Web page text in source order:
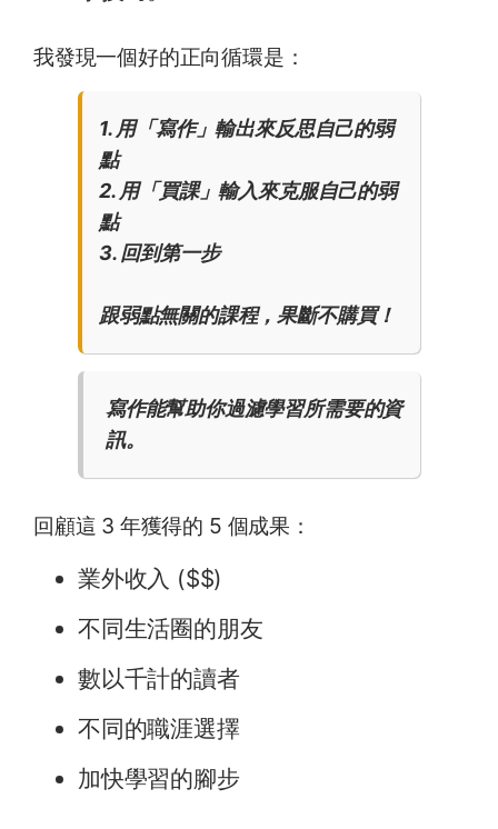
我發現一個好的正向循環是：
1. 用「寫作」輸出來反思自己的弱
點
2. 用「買課」輸入來克服自己的弱
點
3. 回到第一步
跟弱點無關的課程，果斷不購買！
寫作能幫助你過濾學習所需要的資
訊。
回顧這 3 年獲得的 5 個成果：
業外收入 ($$)
不同生活圈的朋友
數以千計的讀者
不同的職涯選擇
加快學習的腳步